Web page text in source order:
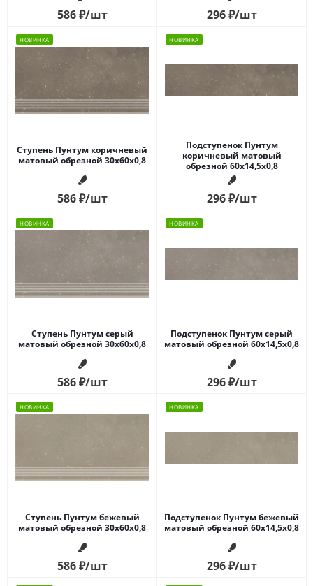
586₽/шт 296₽/шт
НОВИНКА
Ступень Пунтум коричневый
матовый обрезной 30x60x0,8
586₽/шт
НОВИНКА
Подступенок Пунтум
коричневый матовый
обрезной 60x14,5x0,8
296₽/шт
НОВИНКА
Ступень Пунтум серый
матовый обрезной 30x60x0,8
586₽/шт
НОВИНКА
Подступенок Пунтум серый
матовый обрезной 60x14,5x0,8
296₽/шт
НОВИНКА
Ступень Пунтум бежевый
матовый обрезной 30x60x0,8
586₽/шт
НОВИНКА
Подступенок Пунтум бежевый
матовый обрезной 60x14,5x0,8
296₽/шт